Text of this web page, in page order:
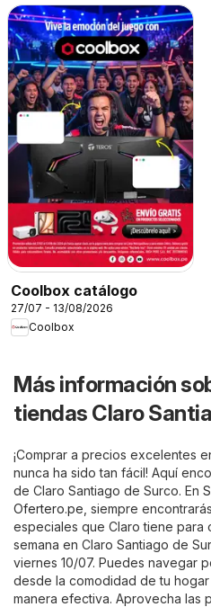
Coolbox catálogo
27/07 - 13/08/2026
Coolbox
Más información
tiendas Claro
¡Comprar a precios excelentes
nunca ha sido tan fácil! Aquí
de Claro Santiago de Surco. En
Ofertero.pe , siempre
especiales que Claro tiene para
semana en Claro Santiago de
viernes 10/07. Puedes navegar
desde la comodidad de tu
manera efectiva. Aprovecha las